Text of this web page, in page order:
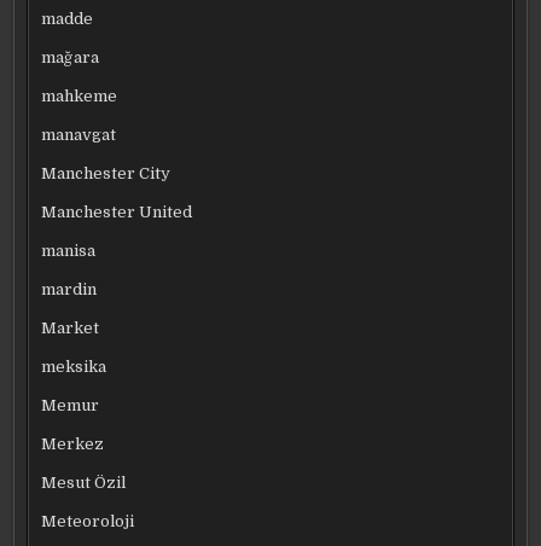
madde
mağara
mahkeme
manavgat
Manchester City
Manchester United
manisa
mardin
Market
meksika
Memur
Merkez
Mesut Özil
Meteoroloji